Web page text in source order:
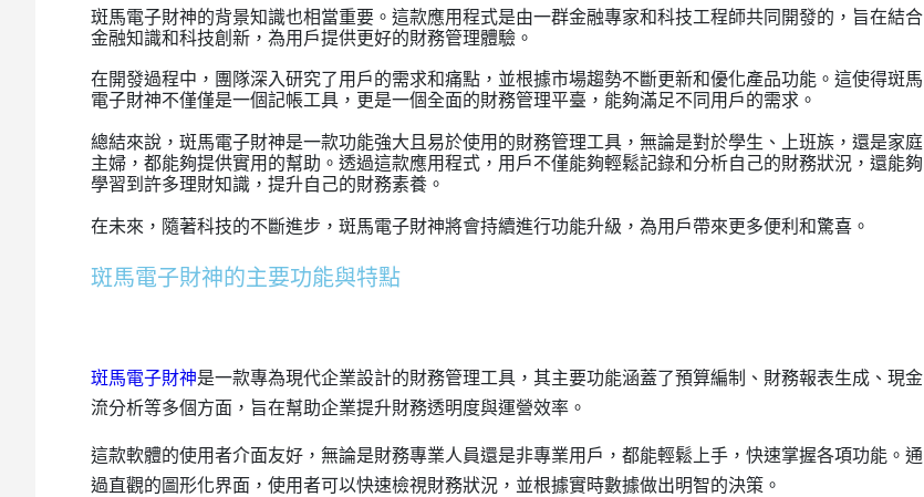
斑馬電子財神的背景知識也相當重要。這款應用程式是由一群金融專家和科技工程師共同開發的，旨在結合
金融知識和科技創新，為用戶提供更好的財務管理體驗。
在開發過程中，團隊深入研究了用戶的需求和痛點，並根據市場趨勢不斷更新和優化產品功能。這使得斑馬
電子財神不僅僅是一個記帳工具，更是一個全面的財務管理平臺，能夠滿足不同用戶的需求。
總結來說，斑馬電子財神是一款功能強大且易於使用的財務管理工具，無論是對於學生、上班族，還是家庭
主婦，都能夠提供實用的幫助。透過這款應用程式，用戶不僅能夠輕鬆記錄和分析自己的財務狀況，還能夠
學習到許多理財知識，提升自己的財務素養。
在未來，隨著科技的不斷進步，斑馬電子財神將會持續進行功能升級，為用戶帶來更多便利和驚喜。
斑馬電子財神的主要功能與特點
斑馬電子財神是一款專為現代企業設計的財務管理工具，其主要功能涵蓋了預算編制、財務報表生成、現金
流分析等多個方面，旨在幫助企業提升財務透明度與運營效率。
這款軟體的使用者介面友好，無論是財務專業人員還是非專業用戶，都能輕鬆上手，快速掌握各項功能。通
過直觀的圖形化界面，使用者可以快速檢視財務狀況，並根據實時數據做出明智的決策 。